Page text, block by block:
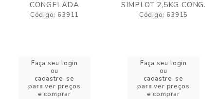
CONGELADA
Código: 63911
Faça seu login
ou
cadastre-se
para ver preços
e comprar
SIMPLOT 2,5KG CONG.
Código: 63915
Faça seu login
ou
cadastre-se
para ver preços
e comprar